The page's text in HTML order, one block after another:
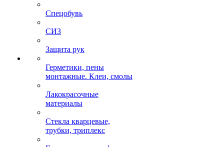
Спецобувь
СИЗ
Защита рук
Герметики, пены
монтажные. Клеи, смолы
Лакокрасочные
материалы
Стекла кварцевые,
трубки, триплекс